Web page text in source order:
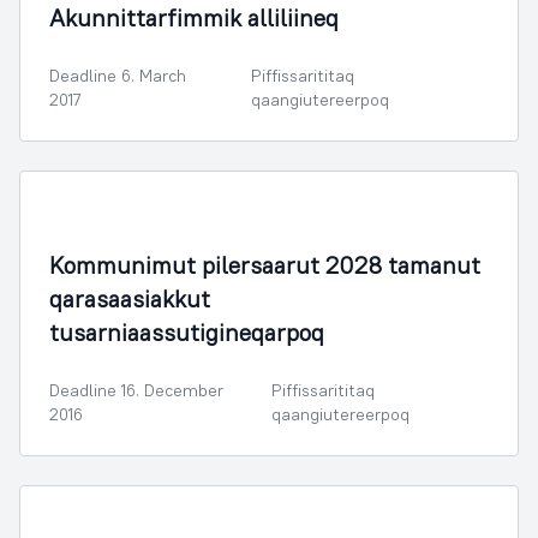
Akunnittarfimmik alliliineq
Deadline 6. March
2017
Piffissarititaq
qaangiutereerpoq
Kommunimut pilersaarut 2028 tamanut
qarasaasiakkut
tusarniaassutigineqarpoq
Deadline 16. December
2016
Piffissarititaq
qaangiutereerpoq